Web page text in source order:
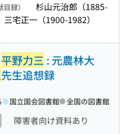
録）
杉山元治郎（1885-
三宅正一（1900-1982）
平野力三 : 元農林大
先生追想録
障害者向け資料あり
国立国会図書館 全国の図書館